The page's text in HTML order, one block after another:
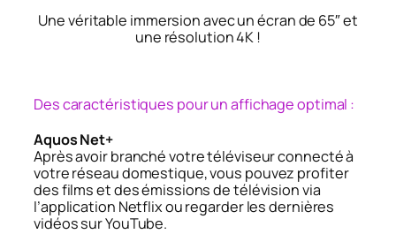
Une véritable immersion avec un écran de 65″ et
une résolution 4K !
Des caractéristiques pour un affichage optimal :
Aquos Net+
Après avoir branché votre téléviseur connecté à
votre réseau domestique, vous pouvez profiter
des films et des émissions de télévision via
l’application Netflix ou regarder les dernières
vidéos sur YouTube.